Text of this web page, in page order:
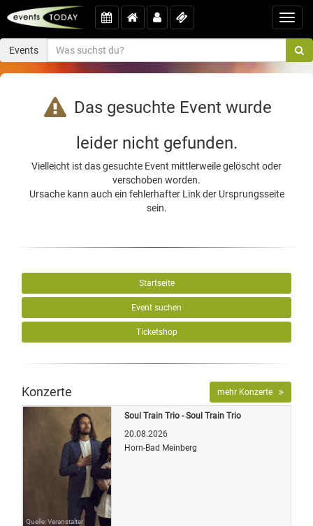
Events
Das gesuchte Event wurde
leider nicht gefunden.
Vielleicht ist das gesuchte Event mittlerweile gelöscht oder
verschoben worden.
Ursache kann auch ein fehlerhafter Link der Ursprungsseite
sein.
Startseite
Event suchen
Ticketshop
Konzerte mehr Konzerte
Quelle: Veranstalter
Soul Train Trio - Soul Train Trio
20.08.2026
Horn-Bad Meinberg